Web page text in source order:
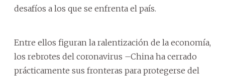
desafíos a los que se enfrenta el país.
Entre ellos figuran la ralentización de la economía,
los rebrotes del coronavirus –China ha cerrado
prácticamente sus fronteras para protegerse del